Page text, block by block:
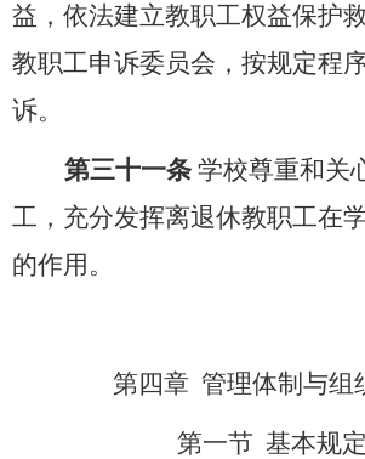
益，依法建立教职工权益保护
教职工申诉委员会，按规定程
诉。
第三十一条 学校尊重和关
工，充分发挥离退休教职工在
的作用。
第四章 管理体制与组
第一节 基本规定